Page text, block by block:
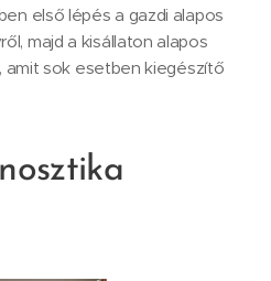
első lépés a gazdi alapos
majd a kisállaton alapos
amit sok esetben kiegészítő